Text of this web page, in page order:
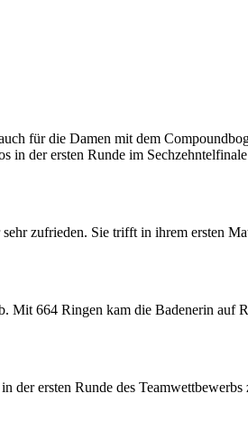
für die Damen mit dem
der ersten Runde im
zufrieden. Sie trifft in ihrem ersten
Mit 664 Ringen kam die Badenerin
ersten Runde des